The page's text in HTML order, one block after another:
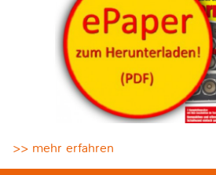
>> mehr erfahren